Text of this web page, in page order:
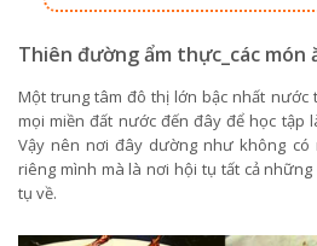
Thiên đường ẩm thực_các món
Một trung tâm đô thị lớn bậc nhất nước
mọi miền đất nước đến đây để học tập
Vậy nên nơi đây dường như không có
riêng mình mà là nơi hội tụ tất cả
tụ về.